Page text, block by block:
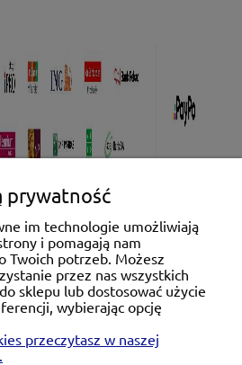
Pomoc
Moje konto
i dostawa
prywatność
im technologie umożliwiają
i pomagają nam
Twoich potrzeb. Możesz
przez nas wszystkich
sklepu lub dostosować użycie
wybierając opcję
przeczytasz w naszej